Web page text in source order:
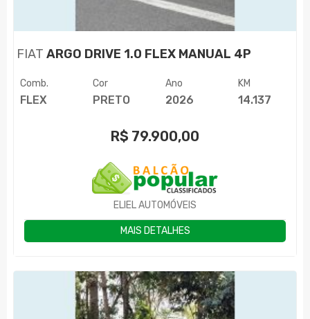
FIAT ARGO DRIVE 1.0 FLEX MANUAL 4P
Comb.
FLEX
Cor
PRETO
Ano
2026
KM
14.137
R$ 79.900,00
ELIEL AUTOMÓVEIS
MAIS DETALHES